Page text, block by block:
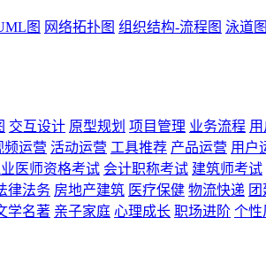
图 网络拓扑图 组织结构-流程图 泳道图
交互设计 原型规划 项目管理 业务流程
频运营 活动运营 工具推荐 产品运营 用户
医师资格考试 会计职称考试 建筑师考试
律法务 房地产建筑 医疗保健 物流快递 团
学名著 亲子家庭 心理成长 职场进阶 个性